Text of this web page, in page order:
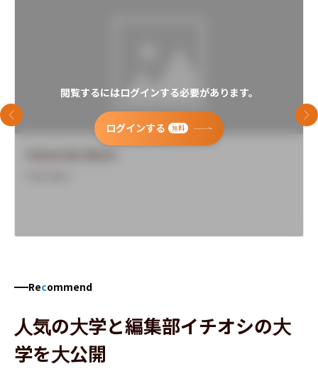
閲覧するにはログインする必要があります。
ログインする 無料
前のスライド 次
Recommend
人気の大学と編集部イチオシの大
学を大公開